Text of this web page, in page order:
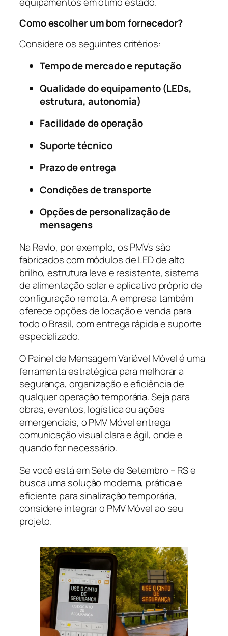
Como escolher um bom fornecedor?
Considere os seguintes critérios:
Tempo de mercado e reputação
Qualidade do equipamento (LEDs,
estrutura, autonomia)
Facilidade de operação
Suporte técnico
Prazo de entrega
Condições de transporte
Opções de personalização de
mensagens
Na Revlo, por exemplo, os PMVs são
fabricados com módulos de LED de alto
brilho, estrutura leve e resistente, sistema
de alimentação solar e aplicativo próprio de
configuração remota. A empresa também
oferece opções de locação e venda para
todo o Brasil, com entrega rápida e suporte
especializado.
O Painel de Mensagem Variável Móvel é uma
ferramenta estratégica para melhorar a
segurança, organização e eficiência de
qualquer operação temporária. Seja para
obras, eventos, logística ou ações
emergenciais, o PMV Móvel entrega
comunicação visual clara e ágil, onde e
quando for necessário.
Se você está em Sete de Setembro – RS e
busca uma solução moderna, prática e
eficiente para sinalização temporária,
considere integrar o PMV Móvel ao seu
projeto.